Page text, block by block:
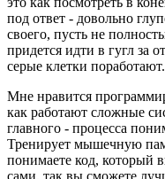
под ответ - довольно
своего, пусть не
придется идти в гугл за
серые клетки поработают.
Мне нравится
как работают сложные
главного - процесса
Тренирует мышечную
понимаете код, который
сами, так вы сможете